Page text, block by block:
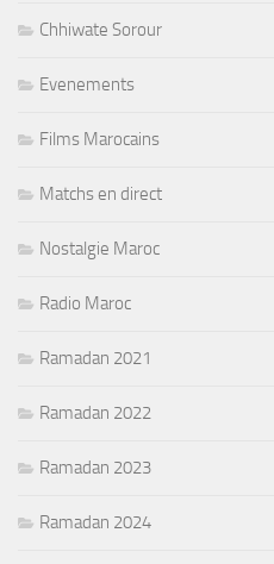
Chhiwate Sorour
Evenements
Films Marocains
Matchs en direct
Nostalgie Maroc
Radio Maroc
Ramadan 2021
Ramadan 2022
Ramadan 2023
Ramadan 2024